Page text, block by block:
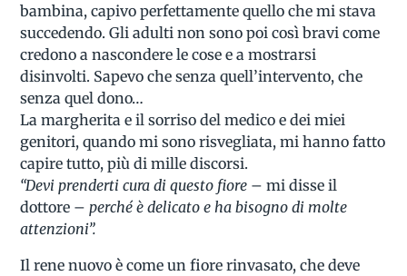
bambina, capivo perfettamente quello che mi stava
succedendo. Gli adulti non sono poi così bravi come
credono a nascondere le cose e a mostrarsi
disinvolti. Sapevo che senza quell’intervento, che
senza quel dono…
La margherita e il sorriso del medico e dei miei
genitori, quando mi sono risvegliata, mi hanno fatto
capire tutto, più di mille discorsi.
“Devi prenderti cura di questo fiore – mi disse il
dottore – perché è delicato e ha bisogno di molte
attenzioni”.
Il rene nuovo è come un fiore rinvasato, che deve